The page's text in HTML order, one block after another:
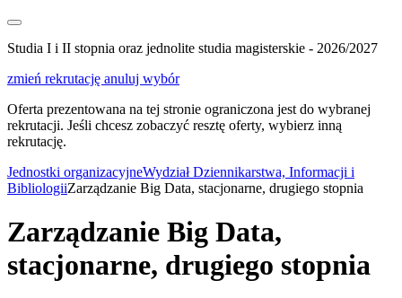
Studia I i II stopnia oraz jednolite studia magisterskie - 2026/2027
zmień rekrutację anuluj wybór
Oferta prezentowana na tej stronie ograniczona jest do wybranej
rekrutacji. Jeśli chcesz zobaczyć resztę oferty, wybierz inną
rekrutację.
Jednostki organizacyjneWydział Dziennikarstwa, Informacji i
BibliologiiZarządzanie Big Data, stacjonarne, drugiego stopnia
Zarządzanie Big Data,
stacjonarne, drugiego stopnia